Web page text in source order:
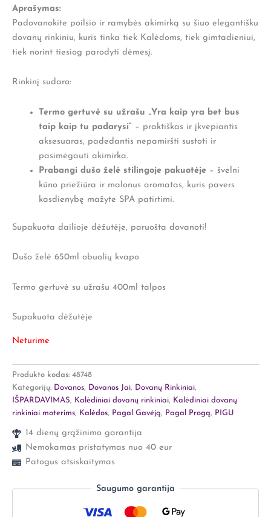
Aprašymas:
Padovanokite poilsio ir ramybės akimirką su šiuo elegantišku
dovanų rinkiniu, kuris tinka tiek Kalėdoms, tiek gimtadieniui,
tiek norint tiesiog parodyti dėmesį.
Rinkinį sudaro:
Termo gertuvė su užrašu „Yra kaip yra bet bus
taip kaip tu padarysi“ – praktiškas ir įkvepiantis
aksesuaras, padedantis nepamiršti sustoti ir
pasimėgauti akimirka.
Prabangi dušo želė stilingoje pakuotėje– švelni
kūno priežiūra ir malonus aromatas, kuris pavers
kasdienybę mažyte SPA patirtimi.
Supakuota dailioje dėžutėje, paruošta dovanoti!
Dušo želė 650ml obuolių kvapo
Termo gertuvė su užrašu 400ml talpos
Supakuota dėžutėje
Neturime
Produkto kodas: 48748
Kategorijų: Dovanos, Dovanos Jai, Dovanų Rinkiniai,
IŠPARDAVIMAS, Kalėdiniai dovanų rinkiniai, Kalėdiniai dovanų
rinkiniai moterims, Kalėdos, Pagal Gavėją, Pagal Progą, PIGU
14 dienų grąžinimo garantija
Nemokamas pristatymas nuo 40 eur
Patogus atsiskaitymas
Saugumo garantija